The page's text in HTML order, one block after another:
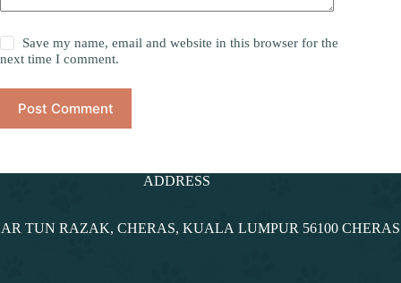
Save my name, email and website in this browser for the
next time I comment.
Post Comment
ADDRESS
TUN RAZAK, CHERAS, KUALA LUMPUR 56100